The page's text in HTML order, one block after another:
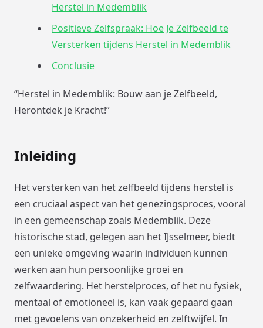
Herstel in Medemblik
Positieve Zelfspraak: Hoe Je Zelfbeeld te
Versterken tijdens Herstel in Medemblik
Conclusie
“Herstel in Medemblik: Bouw aan je Zelfbeeld,
Herontdek je Kracht!”
Inleiding
Het versterken van het zelfbeeld tijdens herstel is
een cruciaal aspect van het genezingsproces, vooral
in een gemeenschap zoals Medemblik. Deze
historische stad, gelegen aan het IJsselmeer, biedt
een unieke omgeving waarin individuen kunnen
werken aan hun persoonlijke groei en
zelfwaardering. Het herstelproces, of het nu fysiek,
mentaal of emotioneel is, kan vaak gepaard gaan
met gevoelens van onzekerheid en zelftwijfel. In